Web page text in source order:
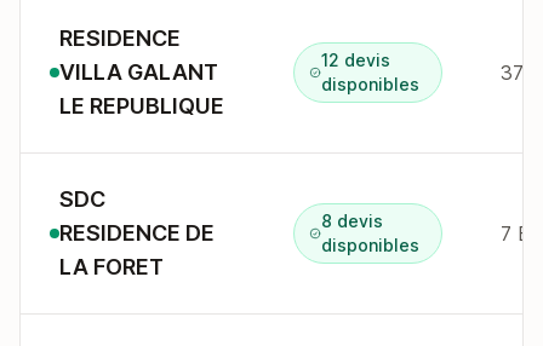
RESIDENCE
VILLA GALANT
LE REPUBLIQUE
12 devis
disponibles
SDC
RESIDENCE DE
LA FORET
8 devis
disponibles